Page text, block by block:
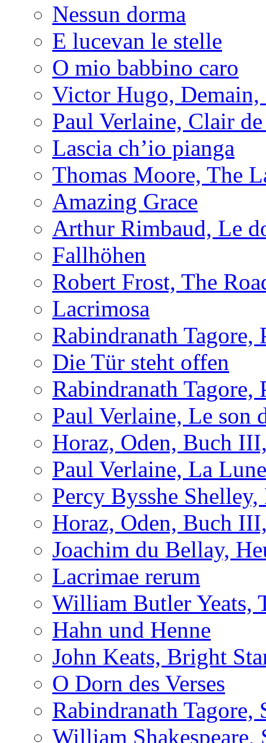
Nessun dorma
E lucevan le stelle
O mio babbino caro
Victor Hugo, Demain,
Paul Verlaine, Clair
Lascia ch’io pianga
Thomas Moore, The
Amazing Grace
Arthur Rimbaud, Le
Fallhöhen
Robert Frost, The
Lacrimosa
Rabindranath Tagore,
Die Tür steht offen
Rabindranath Tagore,
Paul Verlaine, Le son
Horaz, Oden, Buch
Paul Verlaine, La
Percy Bysshe
Horaz, Oden, Buch
Joachim du Bellay,
Lacrimae rerum
William Butler Yeats,
Hahn und Henne
John Keats, Bright
O Dorn des Verses
Rabindranath
William Shakespeare,